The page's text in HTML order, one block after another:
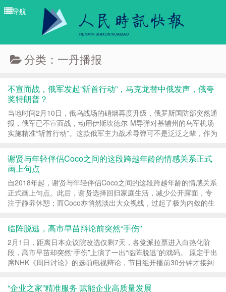
导航
导航
分类：一丹播报
不宣而战，俄军发起“斩首行动”，马克龙替中俄发声，俄夸
奖特朗普？
当地时间2月10日，俄乌战场的硝烟再度升级，俄罗斯国防部突然通
报，俄军已不宣而战，动用伊斯坎德尔-M导弹对基辅州的乌军机场
实施精准“斩首行动”。这款俄军主力战术导弹可不是泛泛之辈，作为
谢贤与年轻伴侣Coco之间的这段跨越年龄的情感关系正式
画上句点
自2018年起，谢贤与年轻伴侣Coco之间的这段跨越年龄的情感关系
正式画上句点。此后，谢贤选择回归家庭生活，减少公开露面，专
注于静养休憩；而Coco亦悄然淡出大众视线，过起了极为内敛的生
临阵脱逃，高市早苗辩论前突然“手伤”
2月1日，距离日本众议院改选仅剩7天，各党派拉票进入白热化阶
段，高市早苗却突然“手伤”上演了一出“临阵脱逃”的戏码。 原定于出
席NHK《周日讨论》的选前电视辩论，节目组开播前30分钟才接到
“企业之家”精准服务 赋能企业高质量发展